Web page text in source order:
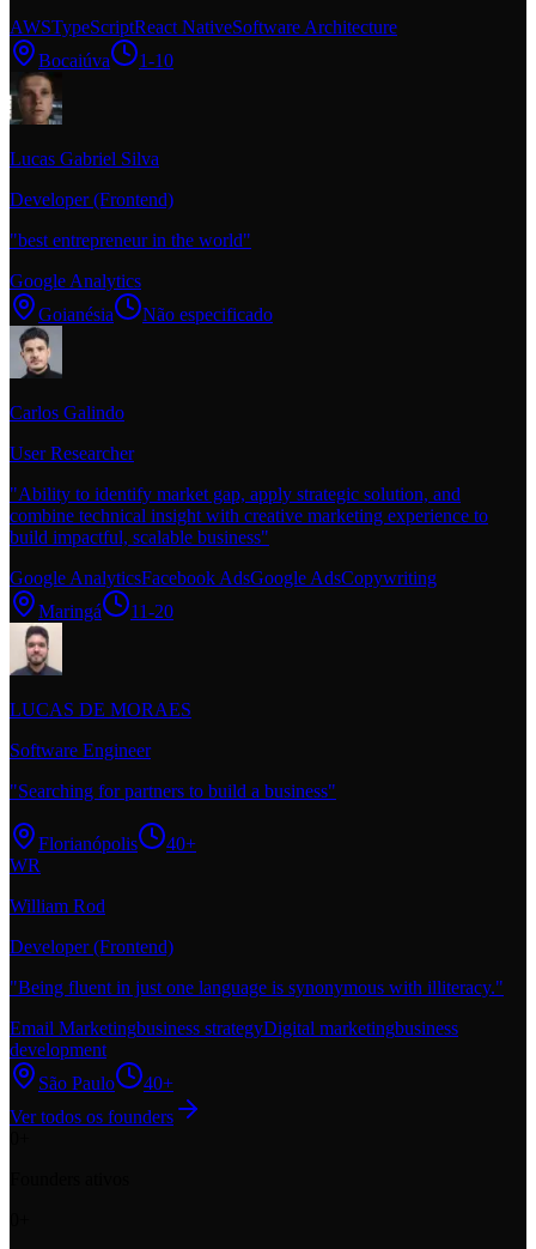
AWSTypeScriptReact NativeSoftware Architecture
Bocaiúva
1-10
Lucas Gabriel Silva
Developer (Frontend)
"best entrepreneur in the world"
Google Analytics
Goianésia
Não especificado
Carlos Galindo
User Researcher
"Ability to identify market gap, apply strategic solution, and
combine technical insight with creative marketing experience to
build impactful, scalable business"
Google AnalyticsFacebook AdsGoogle AdsCopywriting
Maringá
11-20
LUCAS DE MORAES
Software Engineer
"Searching for partners to build a business"
Florianópolis
40+
WR
William Rod
Developer (Frontend)
"Being fluent in just one language is synonymous with illiteracy."
Email Marketingbusiness strategyDigital marketingbusiness
development
São Paulo
40+
Ver todos os founders